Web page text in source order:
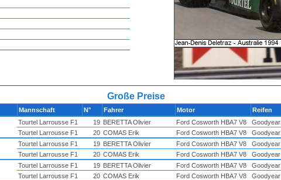
Große Preise
Mannschaft N° Fahrer Motor Reifen
Tourtel Larrousse F1 19 BERETTA Olivier Ford Cosworth HBA7 V8 Goodyear
Tourtel Larrousse F1
20 COMAS Erik Ford Cosworth HBA7 V8 Goodyear
Tourtel Larrousse F1 19 BERETTA Olivier Ford Cosworth HBA7 V8 Goodyear
Tourtel Larrousse F1
20 COMAS Erik Ford Cosworth HBA7 V8 Goodyear
Tourtel Larrousse F1 19 BERETTA Olivier Ford Cosworth HBA7 V8 Goodyear
Tourtel Larrousse F1
20 COMAS Erik Ford Cosworth HBA7 V8 Goodyear